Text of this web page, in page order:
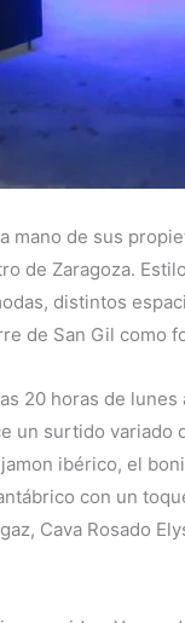
mano de sus
de Zaragoza.
distintos
de San Gil como
20 horas de
un surtido variado
ibérico, el
con un
Cava Rosado